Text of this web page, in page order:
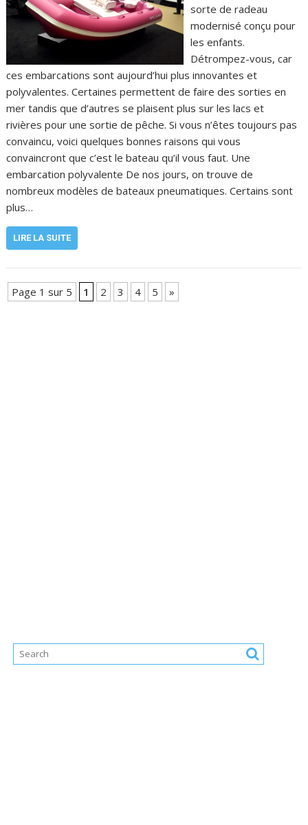
sorte de radeau
modernisé conçu pour
les enfants.
Détrompez-vous, car
ces embarcations sont aujourd’hui plus innovantes et
polyvalentes. Certaines permettent de faire des sorties en
mer tandis que d’autres se plaisent plus sur les lacs et
rivières pour une sortie de pêche. Si vous n’êtes toujours pas
convaincu, voici quelques bonnes raisons qui vous
convaincront que c’est le bateau qu’il vous faut. Une
embarcation polyvalente De nos jours, on trouve de
nombreux modèles de bateaux pneumatiques. Certains sont
plus…
LIRE LA SUITE
Page 1 sur 5 1 2 3 4 5 »